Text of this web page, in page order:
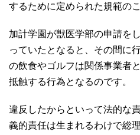
するために定められた規範のこ
加計学園が獣医学部の申請を
っていたとなると、その間に
の飲食やゴルフは関係事業者
抵触する行為となるのです。
違反したからといって法的な
義的責任は生まれるわけで総